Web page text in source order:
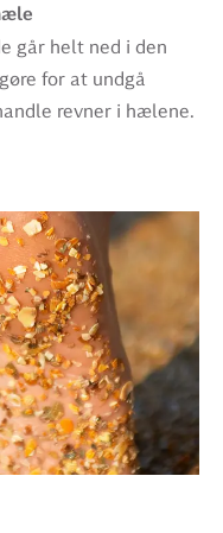
går helt ned i den
for at undgå
revner i hælene.